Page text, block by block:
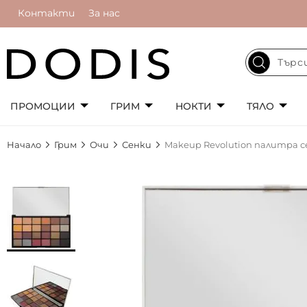
Контакти За нас
ПРОМОЦИИ ГРИМ НОКТИ ТЯЛО
Начало Грим Очи Сенки Makeup Revolution палитра
към
на
галерията
изображенията